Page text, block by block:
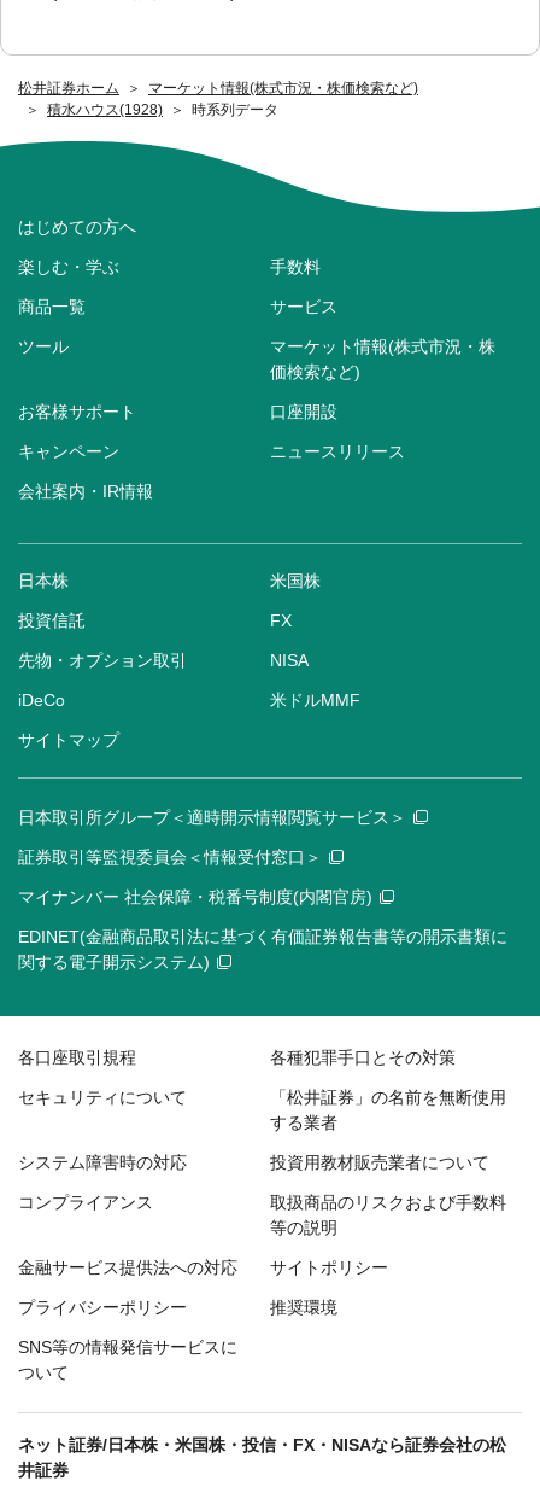
松井証券ホーム
マーケット情報(株式市況・株価検索など)
積水ハウス(1928)
時系列データ
はじめての方へ
楽しむ・学ぶ 手数料
商品一覧 サービス
ツール
マーケット情報(株式市況・株
価検索など)
お客様サポート 口座開設
キャンペーン ニュースリリース
会社案内・IR情報
日本株 米国株
投資信託 FX
先物・オプション取引 NISA
iDeCo 米ドルMMF
サイトマップ
日本取引所グループ＜適時開示情報閲覧サービス＞
証券取引等監視委員会＜情報受付窓口＞
マイナンバー 社会保障・税番号制度(内閣官房)
EDINET(金融商品取引法に基づく有価証券報告書等の開示書類に
関する電子開示システム)
各口座取引規程 各種犯罪手口とその対策
セキュリティについて
「松井証券」の名前を無断使用
する業者
システム障害時の対応 投資用教材販売業者について
コンプライアンス
取扱商品のリスクおよび手数料
等の説明
金融サービス提供法への対応 サイトポリシー
プライバシーポリシー 推奨環境
SNS等の情報発信サービスに
ついて
ネット証券/日本株・米国株・投信・FX・NISAなら証券会社の松
井証券